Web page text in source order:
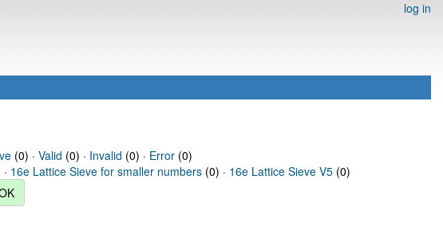
log in
(0) · Valid (0) · Invalid (0) · Error(0)
16e Lattice Sieve for smaller numbers (0) · 16e Lattice Sieve V5 (0)